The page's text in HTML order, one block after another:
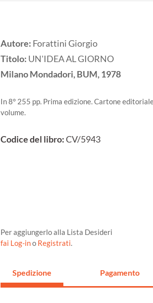
Autore: Forattini Giorgio
Titolo: UN'IDEA AL GIORNO
MilanoMondadori, BUM,1978
In 8° 255 pp. Prima edizione. Cartone
volume.
Codice del libro:CV/5943
Per aggiungerlo alla Lista Desideri
fai Log-ino Registrati.
Spedizione Pagamento